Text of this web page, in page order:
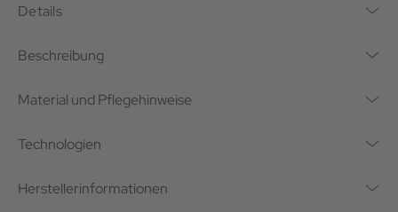
Details
Beschreibung
Material und Pflegehinweise
Technologien
Herstellerinformationen